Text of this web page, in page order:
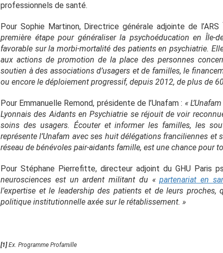
professionnels de santé.
Pour Sophie Martinon, Directrice générale adjointe de l’ARS
première étape pour généraliser la psychoéducation en Île-
favorable sur la morbi-mortalité des patients en psychiatrie.
aux actions de promotion de la place des personnes
soutien à des associations d’usagers et de familles, le
ou encore le déploiement progressif, depuis 2012, de plus de
Pour Emmanuelle Remond, présidente de l’Unafam : «
Lyonnais des Aidants en Psychiatrie se réjouit de voir
soins des usagers. Écouter et informer les familles, les
représente l’Unafam avec ses huit délégations franciliennes
réseau de bénévoles pair-aidants famille, est une chance pour
Pour Stéphane Pierrefitte, directeur adjoint du GHU Paris
neurosciences est un ardent militant du «partenariat en
l’expertise et le leadership des patients et de leurs proches,
politique institutionnelle axée sur le rétablissement. »
[1]Ex. Programme Profamille